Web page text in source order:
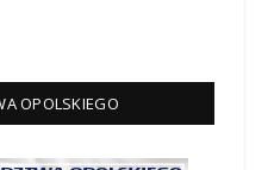
OPOLSKIEGO